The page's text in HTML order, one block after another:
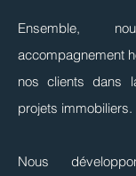
Ensemble,
accompagnement
nos clients dans
projets immobiliers.
Nous